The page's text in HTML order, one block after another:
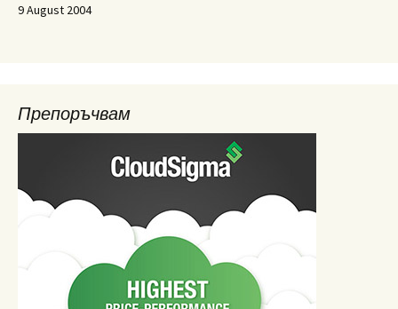
9 August 2004
Препоръчвам